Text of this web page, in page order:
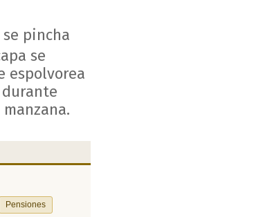
pincha
se
espolvorea
durante